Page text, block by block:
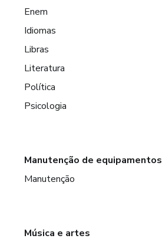
Enem
Idiomas
Libras
Literatura
Política
Psicologia
Manutenção de equipamentos
Manutenção
Música e artes